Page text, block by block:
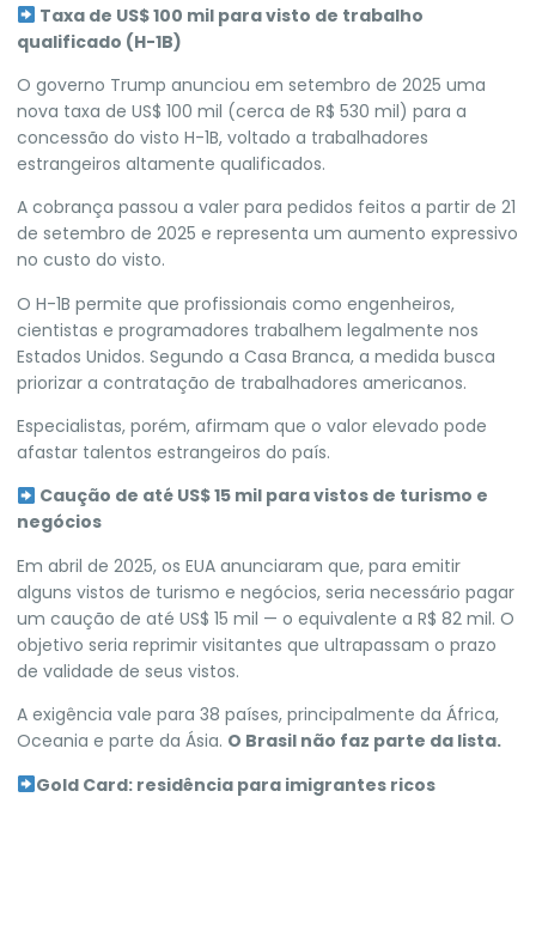
Taxa de US$ 100 mil para visto de trabalho
qualificado (H-1B)
O governo Trump anunciou em setembro de 2025 uma
nova taxa de US$ 100 mil (cerca de R$ 530 mil) para a
concessão do visto H-1B, voltado a trabalhadores
estrangeiros altamente qualificados.
A cobrança passou a valer para pedidos feitos a partir de 21
de setembro de 2025 e representa um aumento expressivo
no custo do visto.
O H-1B permite que profissionais como engenheiros,
cientistas e programadores trabalhem legalmente nos
Estados Unidos. Segundo a Casa Branca, a medida busca
priorizar a contratação de trabalhadores americanos.
Especialistas, porém, afirmam que o valor elevado pode
afastar talentos estrangeiros do país.
Caução de até US$ 15 mil para vistos de turismo e
negócios
Em abril de 2025, os EUA anunciaram que, para emitir
alguns vistos de turismo e negócios, seria necessário pagar
um caução de até US$ 15 mil — o equivalente a R$ 82 mil. O
objetivo seria reprimir visitantes que ultrapassam o prazo
de validade de seus vistos.
A exigência vale para 38 países, principalmente da África,
Oceania e parte da Ásia. O Brasil não faz parte da lista.
​Gold Card: residência para imigrantes ricos